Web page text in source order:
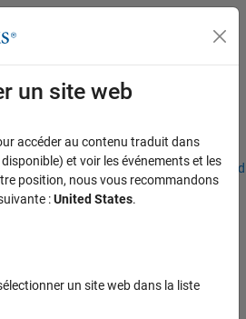
Adresses de nos bureaux
l'affichage du menu
un site web
accéder au contenu traduit dans
et voir les événements et les
position, nous vous recommandons
:United States.
un site web dans la liste